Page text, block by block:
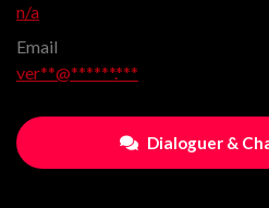
n/a
Email
ver**@******.***
Dialoguer &